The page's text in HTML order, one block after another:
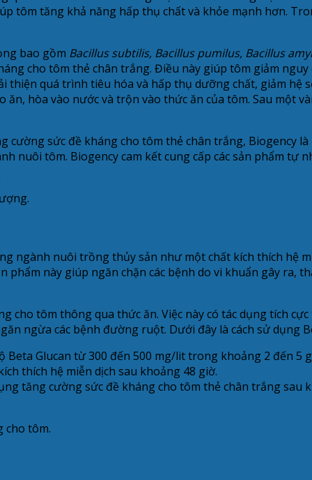
tôm tăng khả năng hấp thụ chất và khỏe mạnh hơn.
bao gồm Bacillus subtilis, Bacillus pumilus, Bacillus
cho tôm thẻ chân trắng. Điều này giúp tôm giảm
thiện quá trình tiêu hóa và hấp thụ dưỡng chất, giảm hệ
ăn, hòa vào nước và trộn vào thức ăn của tôm. Sau một
sức đề kháng cho tôm thẻ chân trắng, Biogency
nuôi tôm. Biogency cam kết cung cấp các sản phẩm tự
ngành nuôi trồng thủy sản như một chất kích thích hệ
này giúp ngăn chặn các bệnh do vi khuẩn gây ra,
cho tôm thông qua thức ăn. Việc này có tác dụng tích
ngừa các bệnh đường ruột. Dưới đây là cách sử dụng
Glucan từ 300 đến 500 mg/lit trong khoảng 2 đến 5
thích hệ miễn dịch sau khoảng 48 giờ.
tăng cường sức đề kháng cho tôm thẻ chân trắng sau
cho tôm.